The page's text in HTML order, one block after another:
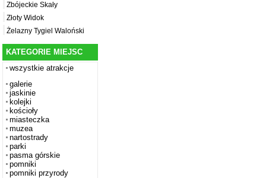
Zbójeckie Skały
Złoty Widok
Żelazny Tygiel Waloński
KATEGORIE MIEJSC
wszystkie atrakcje
galerie
jaskinie
kolejki
kościoły
miasteczka
muzea
nartostrady
parki
pasma górskie
pomniki
pomniki przyrody